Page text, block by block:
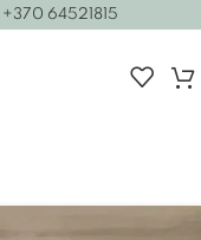
+370 64521815